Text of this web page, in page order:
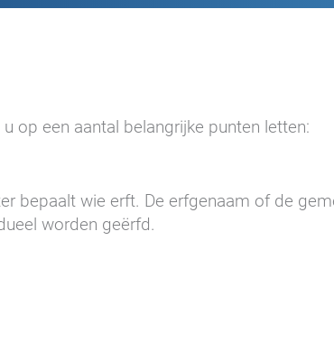
op een aantal belangrijke punten letten:
bepaalt wie erft. De erfgenaam of de
worden geërfd.